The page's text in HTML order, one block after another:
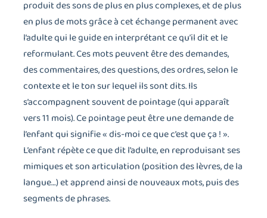
produit des sons de plus en plus complexes, et de plus
en plus de mots grâce à cet échange permanent avec
l’adulte qui le guide en interprétant ce qu’il dit et le
reformulant. Ces mots peuvent être des demandes,
des commentaires, des questions, des ordres, selon le
contexte et le ton sur lequel ils sont dits. Ils
s’accompagnent souvent de pointage (qui apparaît
vers 11 mois). Ce pointage peut être une demande de
l’enfant qui signifie « dis-moi ce que c’est que ça ! ».
L’enfant répète ce que dit l’adulte, en reproduisant ses
mimiques et son articulation (position des lèvres, de la
langue…) et apprend ainsi de nouveaux mots, puis des
segments de phrases.